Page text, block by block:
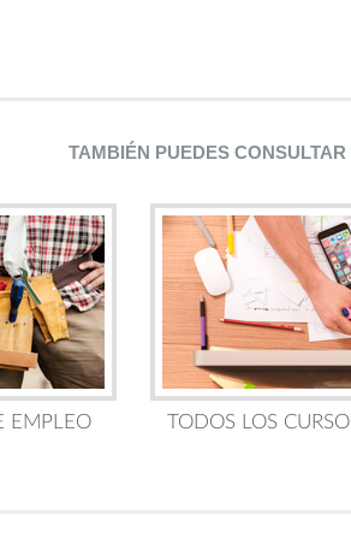
TAMBIÉN PUEDES CONSULTAR
EMPLEO TODOS LOS